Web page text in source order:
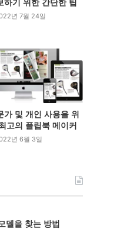
하기 위한 간단한 팁
년 7월 24일
가 및 개인 사용을 위
고의 플립북 메이커
년 6월 3일
델을 찾는 방법